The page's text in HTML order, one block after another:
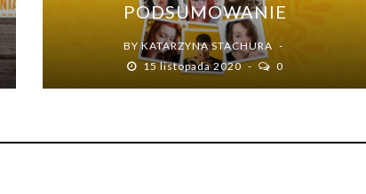
PODSUMOWANIE
BYKATARZYNA STACHURA
15 listopada 2020
0